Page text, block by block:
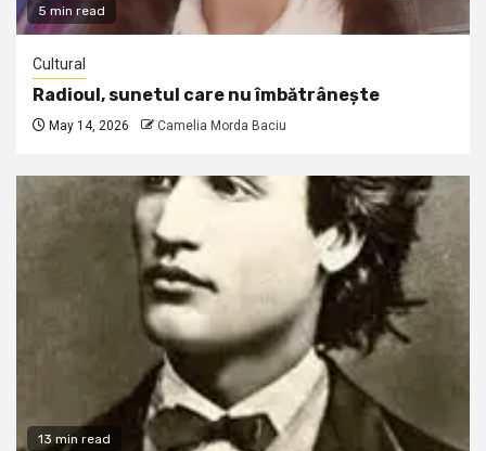
5 min read
Cultural
Radioul, sunetul care nu îmbătrânește
May 14, 2026 Camelia Morda Baciu
13 min read